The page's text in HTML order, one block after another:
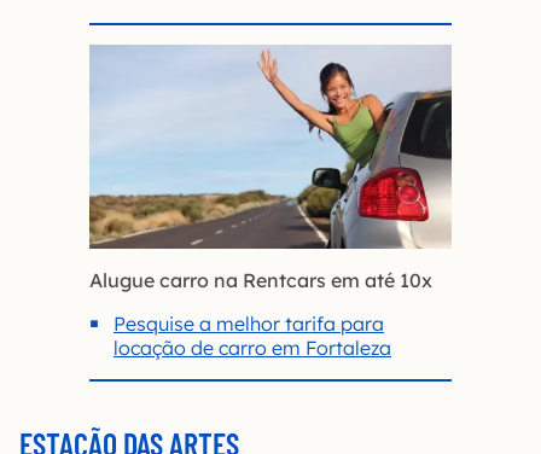
Alugue carro na Rentcars em até 10x
Pesquise a melhor tarifa para
locação de carro em Fortaleza
ESTAÇÃO DAS ARTES